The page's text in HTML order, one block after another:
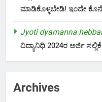
ಮಾಡಿಕೊಳ್ಳಬೇಡಿ! ಇಂದೇ
Jyoti dyamanna hebbal
ವಿದ್ಯಾನಿಧಿ 2024ರ ಅರ್ಜಿ
Archives